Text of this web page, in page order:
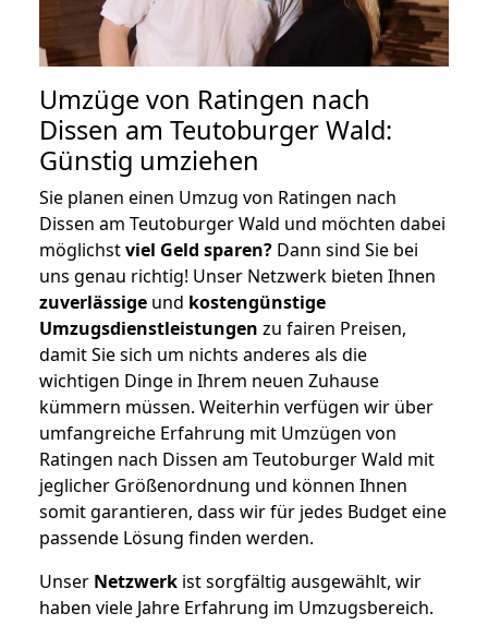
Umzüge von Ratingen nach
Dissen am Teutoburger Wald:
Günstig umziehen
Sie planen einen Umzug von Ratingen nach
Dissen am Teutoburger Wald und möchten dabei
möglichstviel Geld sparen? Dann sind Sie bei
uns genau richtig! Unser Netzwerk bieten Ihnen
zuverlässige und kostengünstige
Umzugsdienstleistungen zu fairen Preisen,
damit Sie sich um nichts anderes als die
wichtigen Dinge in Ihrem neuen Zuhause
kümmern müssen. Weiterhin verfügen wir über
umfangreiche Erfahrung mit Umzügen von
Ratingen nach Dissen am Teutoburger Wald mit
jeglicher Größenordnung und können Ihnen
somit garantieren, dass wir für jedes Budget eine
passende Lösung finden werden.
Unser Netzwerk ist sorgfältig ausgewählt, wir
haben viele Jahre Erfahrung im Umzugsbereich.